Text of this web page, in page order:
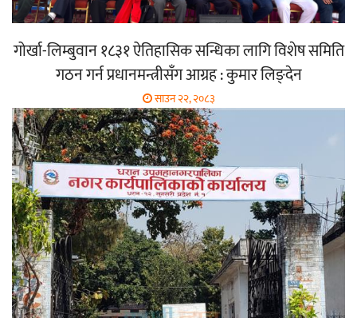
गोर्खा-लिम्बुवान १८३१ ऐतिहासिक सन्धिका लागि विशेष समिति
गठन गर्न प्रधानमन्त्रीसँग आग्रह : कुमार लिङ्देन
साउन २२, २०८३